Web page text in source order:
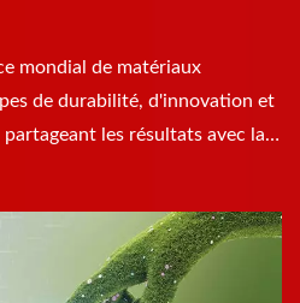
mondial de matériaux
de durabilité, d'innovation et
les résultats avec la